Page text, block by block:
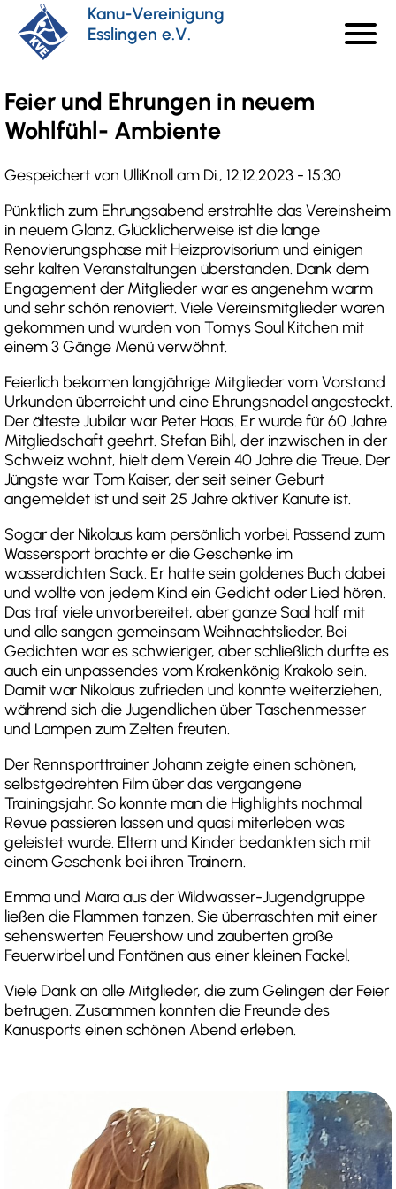
zum
Inhalt
Kanu-Vereinigung
Esslingen e.V.
menu
Feier und Ehrungen in neuem
Wohlfühl- Ambiente
Gespeichert von UlliKnollam Di., 12.12.2023 - 15:30
Pünktlich zum Ehrungsabend erstrahlte das Vereinsheim
in neuem Glanz. Glücklicherweise ist die lange
Renovierungsphase mit Heizprovisorium und einigen
sehr kalten Veranstaltungen überstanden. Dank dem
Engagement der Mitglieder war es angenehm warm
und sehr schön renoviert. Viele Vereinsmitglieder waren
gekommen und wurden von Tomys Soul Kitchen mit
einem 3 Gänge Menü verwöhnt.
Feierlich bekamen langjährige Mitglieder vom Vorstand
Urkunden überreicht und eine Ehrungsnadel angesteckt.
Der älteste Jubilar war Peter Haas. Er wurde für 60 Jahre
Mitgliedschaft geehrt. Stefan Bihl, der inzwischen in der
Schweiz wohnt, hielt dem Verein 40 Jahre die Treue. Der
Jüngste war Tom Kaiser, der seit seiner Geburt
angemeldet ist und seit 25 Jahre aktiver Kanute ist.
Sogar der Nikolaus kam persönlich vorbei. Passend zum
Wassersport brachte er die Geschenke im
wasserdichten Sack. Er hatte sein goldenes Buch dabei
und wollte von jedem Kind ein Gedicht oder Lied hören.
Das traf viele unvorbereitet, aber ganze Saal half mit
und alle sangen gemeinsam Weihnachtslieder. Bei
Gedichten war es schwieriger, aber schließlich durfte es
auch ein unpassendes vom Krakenkönig Krakolo sein.
Damit war Nikolaus zufrieden und konnte weiterziehen,
während sich die Jugendlichen über Taschenmesser
und Lampen zum Zelten freuten.
Der Rennsporttrainer Johann zeigte einen schönen,
selbstgedrehten Film über das vergangene
Trainingsjahr. So konnte man die Highlights nochmal
Revue passieren lassen und quasi miterleben was
geleistet wurde. Eltern und Kinder bedankten sich mit
einem Geschenk bei ihren Trainern.
Emma und Mara aus der Wildwasser-Jugendgruppe
ließen die Flammen tanzen. Sie überraschten mit einer
sehenswerten Feuershow und zauberten große
Feuerwirbel und Fontänen aus einer kleinen Fackel.
Viele Dank an alle Mitglieder, die zum Gelingen der Feier
betrugen. Zusammen konnten die Freunde des
Kanusports einen schönen Abend erleben.